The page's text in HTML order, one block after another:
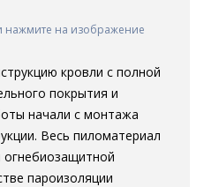
нажмите на изображение
кровли с полной
покрытия и
начали с монтажа
Весь пиломатериал
пароизоляции